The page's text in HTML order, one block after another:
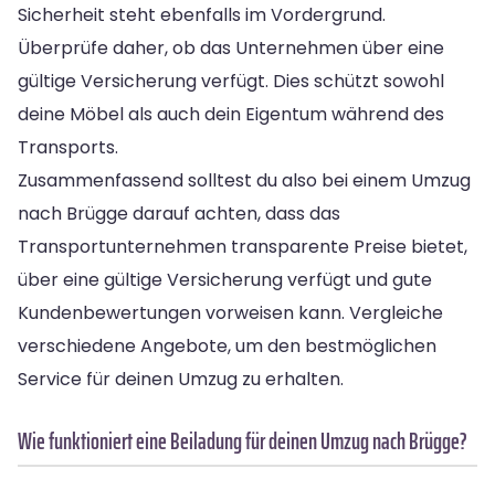
Sicherheit steht ebenfalls im Vordergrund.
Überprüfe daher, ob das Unternehmen über eine
gültige Versicherung verfügt. Dies schützt sowohl
deine Möbel als auch dein Eigentum während des
Transports.
Zusammenfassend solltest du also bei einem Umzug
nach Brügge darauf achten, dass das
Transportunternehmen transparente Preise bietet,
über eine gültige Versicherung verfügt und gute
Kundenbewertungen vorweisen kann. Vergleiche
verschiedene Angebote, um den bestmöglichen
Service für deinen Umzug zu erhalten.
Wie funktioniert eine Beiladung für deinen Umzug nach Brügge?